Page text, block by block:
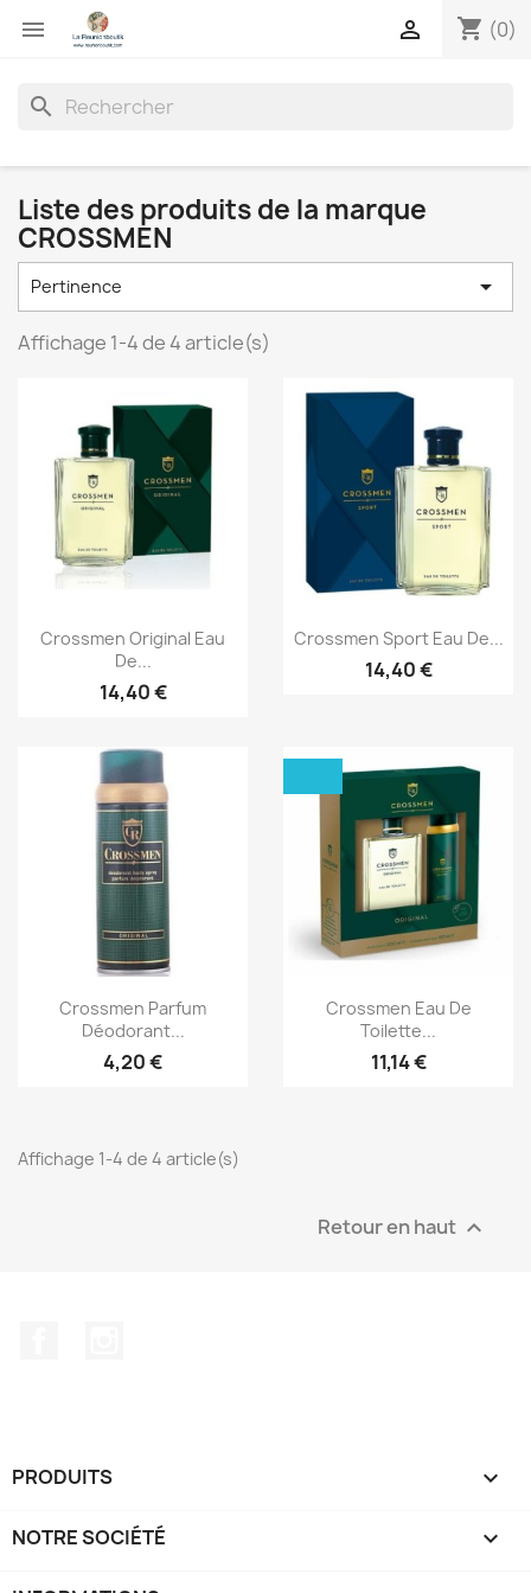
 shopping_cart (0)

search
Liste des produits de la marque
CROSSMEN
Pertinence 
Affichage 1-4 de 4 article(s)
Aperçu rapide
Crossmen Original Eau
De...
14,40 €
Aperçu rapide
Crossmen Sport Eau De...
14,40 €
Aperçu rapide
Crossmen Parfum
Déodorant...
4,20 €
Aperçu rapide
Crossmen Eau De
Toilette...
11,14 €
Affichage 1-4 de 4 article(s)
Retour en haut 
PRODUITS 
NOTRE SOCIÉTÉ 